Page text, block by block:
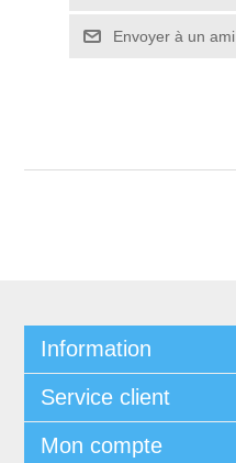
Envoyer à un ami
Information
Service client
Mon compte